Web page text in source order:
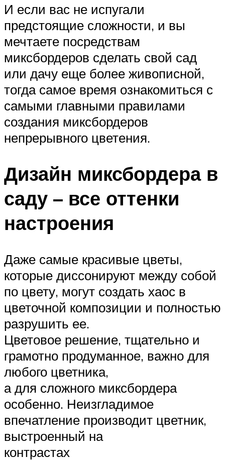
И если вас не испугали
предстоящие сложности, и вы
мечтаете посредствам
миксбордеров сделать свой сад
или дачу еще более живописной,
тогда самое время ознакомиться с
самыми главными правилами
создания миксбордеров
непрерывного цветения.
Дизайн миксбордера в
саду – все оттенки
настроения
Даже самые красивые цветы,
которые диссонируют между собой
по цвету, могут создать хаос в
цветочной композиции и полностью
разрушить ее.
Цветовое решение, тщательно и
грамотно продуманное, важно для
любого цветника,
а для сложного миксбордера
особенно. Неизгладимое
впечатление производит цветник,
выстроенный на
контрастах